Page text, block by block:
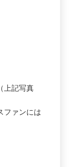
上記写真
ファンには